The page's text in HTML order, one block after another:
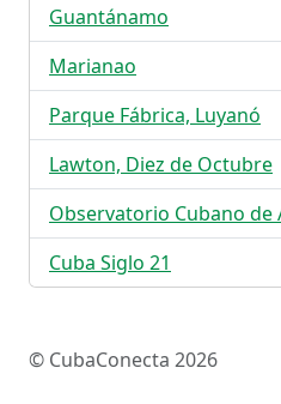
Guantánamo
Marianao
Parque Fábrica, Luyanó
Lawton, Diez de Octubre
Observatorio Cubano de
Cuba Siglo 21
© CubaConecta 2026